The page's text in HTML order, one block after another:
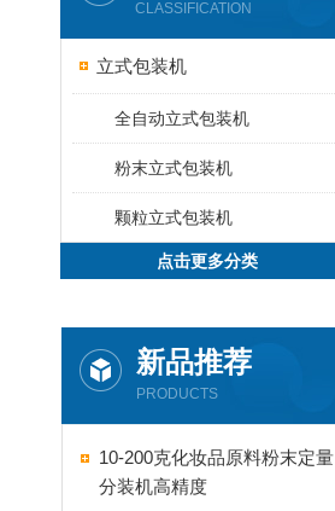
CLASSIFICATION
立式包装机
全自动立式包装机
粉末立式包装机
颗粒立式包装机
点击更多分类
新品推荐
PRODUCTS
10-200克化妆品原料粉末定量
分装机高精度